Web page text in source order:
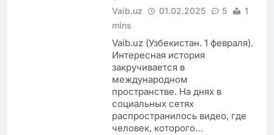
Vaib.uz 01.02.2025 5
1
mins
Vaib.uz (Узбекистан. 1 февраля).
Интересная история
закручивается в
международном
пространстве. На днях в
социальных сетях
распространилось видео, где
человек, которого…